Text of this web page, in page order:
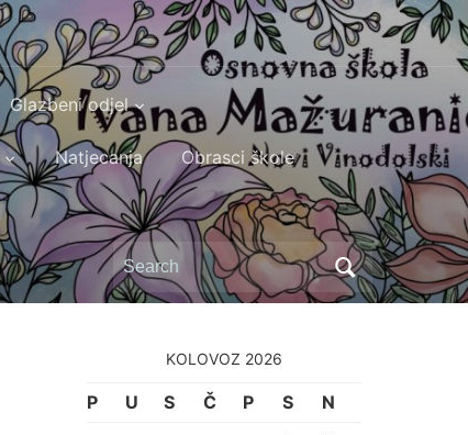
Glazbeni odjel
Natjecanja Obrasci škole
Search
for:
KOLOVOZ 2026
P U S Č P S
N